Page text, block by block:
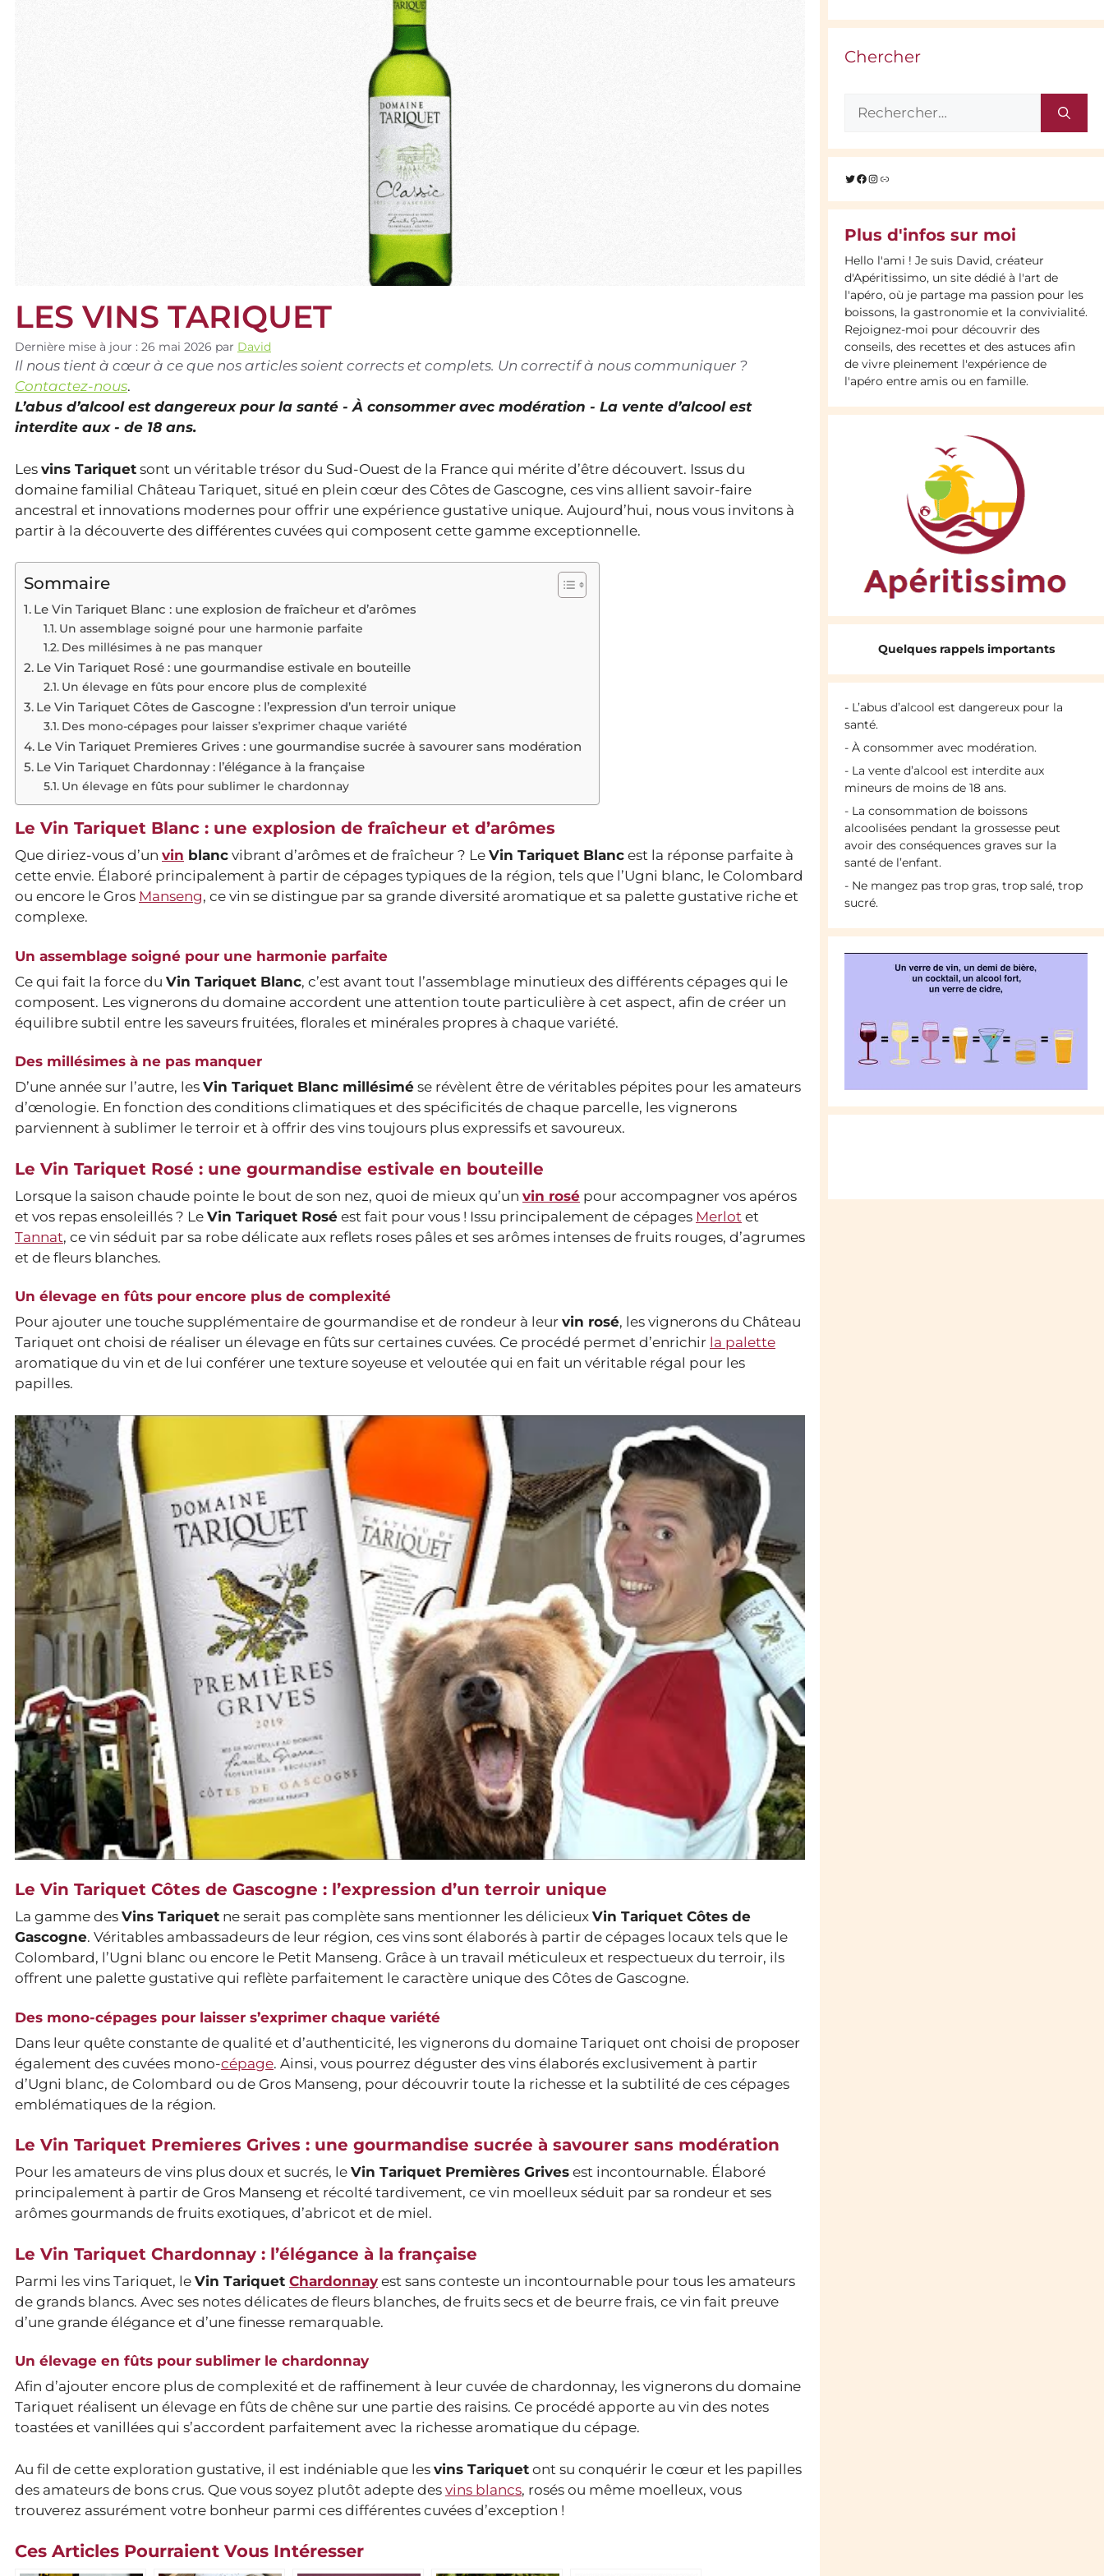
LES VINS TARIQUET
Dernière mise à jour : 26 mai 2026 par David
Il nous tient à cœur à ce que nos articles soient corrects et complets. Un correctif à nous communiquer ?
Contactez-nous.
L’abus d’alcool est dangereux pour la santé - À consommer avec modération - La vente d’alcool est
interdite aux - de 18 ans.
Les vins Tariquet sont un véritable trésor du Sud-Ouest de la France qui mérite d’être découvert. Issus du
domaine familial Château Tariquet, situé en plein cœur des Côtes de Gascogne, ces vins allient savoir-faire
ancestral et innovations modernes pour offrir une expérience gustative unique. Aujourd’hui, nous vous invitons à
partir à la découverte des différentes cuvées qui composent cette gamme exceptionnelle.
Sommaire
Le Vin Tariquet Blanc : une explosion de fraîcheur et d’arômes
Un assemblage soigné pour une harmonie parfaite
Des millésimes à ne pas manquer
Le Vin Tariquet Rosé : une gourmandise estivale en bouteille
Un élevage en fûts pour encore plus de complexité
Le Vin Tariquet Côtes de Gascogne : l’expression d’un terroir unique
Des mono-cépages pour laisser s’exprimer chaque variété
Le Vin Tariquet Premieres Grives : une gourmandise sucrée à savourer sans modération
Le Vin Tariquet Chardonnay : l’élégance à la française
Un élevage en fûts pour sublimer le chardonnay
Le Vin Tariquet Blanc : une explosion de fraîcheur et d’arômes
Que diriez-vous d’un vin blanc vibrant d’arômes et de fraîcheur ? Le Vin Tariquet Blanc est la réponse parfaite à
cette envie. Élaboré principalement à partir de cépages typiques de la région, tels que l’Ugni blanc, le Colombard
ou encore le Gros Manseng, ce vin se distingue par sa grande diversité aromatique et sa palette gustative riche et
complexe.
Un assemblage soigné pour une harmonie parfaite
Ce qui fait la force du Vin Tariquet Blanc, c’est avant tout l’assemblage minutieux des différents cépages qui le
composent. Les vignerons du domaine accordent une attention toute particulière à cet aspect, afin de créer un
équilibre subtil entre les saveurs fruitées, florales et minérales propres à chaque variété.
Des millésimes à ne pas manquer
D’une année sur l’autre, les Vin Tariquet Blanc millésimé se révèlent être de véritables pépites pour les amateurs
d’œnologie. En fonction des conditions climatiques et des spécificités de chaque parcelle, les vignerons
parviennent à sublimer le terroir et à offrir des vins toujours plus expressifs et savoureux.
Le Vin Tariquet Rosé : une gourmandise estivale en bouteille
Lorsque la saison chaude pointe le bout de son nez, quoi de mieux qu’un vin rosé pour accompagner vos apéros
et vos repas ensoleillés ? Le Vin Tariquet Rosé est fait pour vous ! Issu principalement de cépages Merlot et
Tannat, ce vin séduit par sa robe délicate aux reflets roses pâles et ses arômes intenses de fruits rouges, d’agrumes
et de fleurs blanches.
Un élevage en fûts pour encore plus de complexité
Pour ajouter une touche supplémentaire de gourmandise et de rondeur à leur vin rosé, les vignerons du Château
Tariquet ont choisi de réaliser un élevage en fûts sur certaines cuvées. Ce procédé permet d’enrichir la palette
aromatique du vin et de lui conférer une texture soyeuse et veloutée qui en fait un véritable régal pour les
papilles.
Le Vin Tariquet Côtes de Gascogne : l’expression d’un terroir unique
La gamme des Vins Tariquet ne serait pas complète sans mentionner les délicieux Vin Tariquet Côtes de
Gascogne. Véritables ambassadeurs de leur région, ces vins sont élaborés à partir de cépages locaux tels que le
Colombard, l’Ugni blanc ou encore le Petit Manseng. Grâce à un travail méticuleux et respectueux du terroir, ils
offrent une palette gustative qui reflète parfaitement le caractère unique des Côtes de Gascogne.
Des mono-cépages pour laisser s’exprimer chaque variété
Dans leur quête constante de qualité et d’authenticité, les vignerons du domaine Tariquet ont choisi de proposer
également des cuvées mono-cépage. Ainsi, vous pourrez déguster des vins élaborés exclusivement à partir
d’Ugni blanc, de Colombard ou de Gros Manseng, pour découvrir toute la richesse et la subtilité de ces cépages
emblématiques de la région.
Le Vin Tariquet Premieres Grives : une gourmandise sucrée à savourer sans modération
Pour les amateurs de vins plus doux et sucrés, le Vin Tariquet Premières Grives est incontournable. Élaboré
principalement à partir de Gros Manseng et récolté tardivement, ce vin moelleux séduit par sa rondeur et ses
arômes gourmands de fruits exotiques, d’abricot et de miel.
Le Vin Tariquet Chardonnay : l’élégance à la française
Parmi les vins Tariquet, le Vin Tariquet Chardonnay est sans conteste un incontournable pour tous les amateurs
de grands blancs. Avec ses notes délicates de fleurs blanches, de fruits secs et de beurre frais, ce vin fait preuve
d’une grande élégance et d’une finesse remarquable.
Un élevage en fûts pour sublimer le chardonnay
Afin d’ajouter encore plus de complexité et de raffinement à leur cuvée de chardonnay, les vignerons du domaine
Tariquet réalisent un élevage en fûts de chêne sur une partie des raisins. Ce procédé apporte au vin des notes
toastées et vanillées qui s’accordent parfaitement avec la richesse aromatique du cépage.
Au fil de cette exploration gustative, il est indéniable que les vins Tariquet ont su conquérir le cœur et les papilles
des amateurs de bons crus. Que vous soyez plutôt adepte des vins blancs, rosés ou même moelleux, vous
trouverez assurément votre bonheur parmi ces différentes cuvées d’exception !
Ces Articles Pourraient Vous Intéresser
Chercher
Rechercher :
Twitter
Facebook
Instagram
Lien
Plus d'infos sur moi
Hello l'ami ! Je suis David, créateur
d'Apéritissimo, un site dédié à l'art de
l'apéro, où je partage ma passion pour les
boissons, la gastronomie et la convivialité.
Rejoignez-moi pour découvrir des
conseils, des recettes et des astuces afin
de vivre pleinement l'expérience de
l'apéro entre amis ou en famille.
Quelques rappels importants
- L’abus d’alcool est dangereux pour la
santé.
- À consommer avec modération.
- La vente d’alcool est interdite aux
mineurs de moins de 18 ans.
- La consommation de boissons
alcoolisées pendant la grossesse peut
avoir des conséquences graves sur la
santé de l’enfant.
- Ne mangez pas trop gras, trop salé, trop
sucré.